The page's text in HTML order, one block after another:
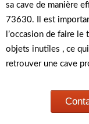
sa cave de manière
73630. Il est
l’occasion de faire
objets inutiles , ce
retrouver une cave